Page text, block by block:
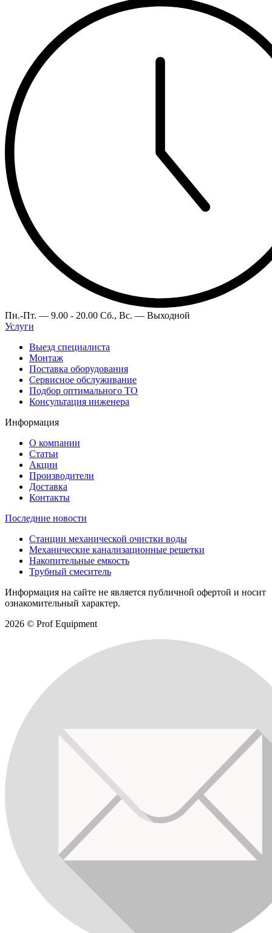
Пн.-Пт. — 9.00 - 20.00 Сб., Вс. — Выходной
Услуги
Выезд специалиста
Монтаж
Поставка оборудования
Сервисное обслуживание
Подбор оптимального ТО
Консультация инженера
Информация
О компании
Статьи
Акции
Производители
Доставка
Контакты
Последние новости
Станции механической очистки воды
Механические канализационные решетки
Накопительные емкость
Трубный смеситель
Информация на сайте не является публичной офертой и носит
ознакомительный характер.
2026 © Prof Equipment